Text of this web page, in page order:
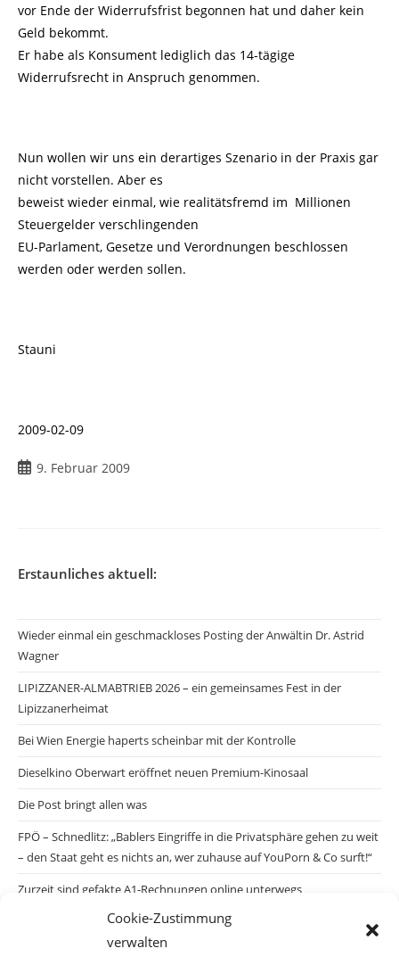
Cookie-Zustimmung
verwalten
vor Ende der Widerrufsfrist begonnen hat und daher kein
Geld bekommt.
Er habe als Konsument lediglich das 14-tägige
Widerrufsrecht in Anspruch genommen.
Nun wollen wir uns ein derartiges Szenario in der Praxis gar
nicht vorstellen. Aber es
beweist wieder einmal, wie realitätsfremd im Millionen
Steuergelder verschlingenden
EU-Parlament, Gesetze und Verordnungen beschlossen
werden oder werden sollen.
Stauni
2009-02-09
Beitrag
9. Februar 2009
Erstaunliches aktuell:
Wieder einmal ein geschmackloses Posting der Anwältin Dr. Astrid
Wagner
LIPIZZANER-ALMABTRIEB 2026 – ein gemeinsames Fest in der
Lipizzanerheimat
Bei Wien Energie haperts scheinbar mit der Kontrolle
Dieselkino Oberwart eröffnet neuen Premium-Kinosaal
Die Post bringt allen was
FPÖ – Schnedlitz: „Bablers Eingriffe in die Privatsphäre gehen zu weit
– den Staat geht es nichts an, wer zuhause auf YouPorn & Co surft!“
Zurzeit sind gefakte A1-Rechnungen online unterwegs
Salzburgs Juden und ihre Sicherheit: „Erst nach einem Anschlag wäre
die Gefahr endlich konkret!“